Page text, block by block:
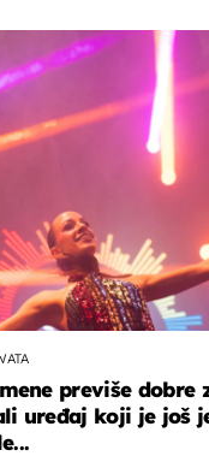
previše dobre
uređaj koji je još